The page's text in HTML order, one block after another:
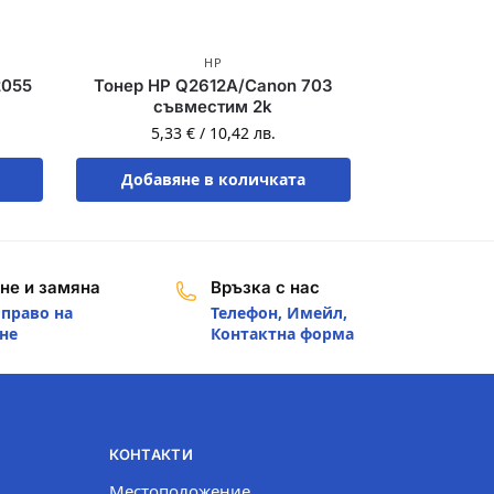
HP
Тонер HP Q2612A/Canon 703
съвместим 2k
5,33 € / 10,42 лв.
Добавяне в количката
и замяна
на
Връзка с нас
Телефон, Имейл,
Контактна форма
КОНТАКТИ